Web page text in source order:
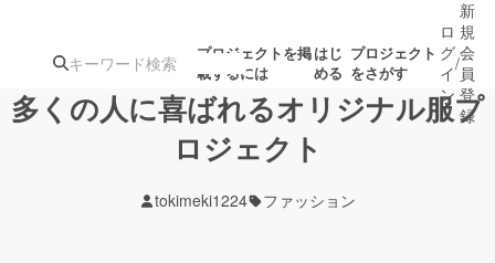
プロジェクトを掲
載するには
はじ
める
プロジェクト
をさがす
ジェクト
ロジェクト
ロ
グ
イ
ン
/
新
規
会
員
登
録
多くの人に喜ばれるオリジナル服プ
ロジェクト
tokimeki1224 ファッション